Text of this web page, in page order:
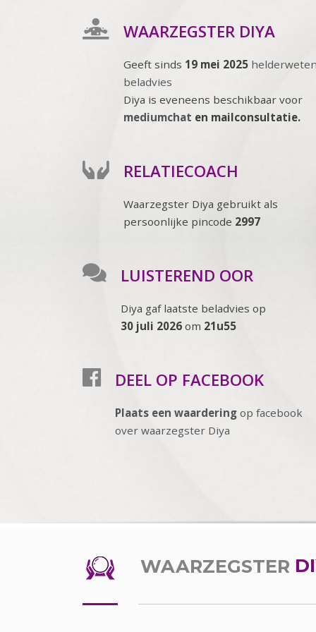
WAARZEGSTER DIYA
Geeft sinds 19 mei 2025
beladvies
Diya is eveneens beschikbaar voor
mediumchat en mailconsultatie.
RELATIECOACH
Waarzegster Diya gebruikt als
persoonlijke pincode 2997
LUISTEREND OOR
Diya gaf laatste beladvies op
30 juli 2026 om 21u55
DEEL OP FACEBOOK
Plaats een waardering op facebook
over waarzegster Diya
WAARZEGSTER